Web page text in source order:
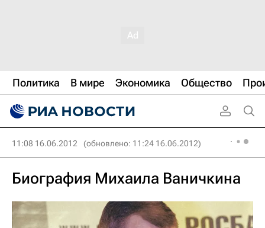
Политика В мире Экономика Общество
11:08 16.06.2012 (обновлено: 11:24 16.06.2012)
Биография Михаила Ваничкина